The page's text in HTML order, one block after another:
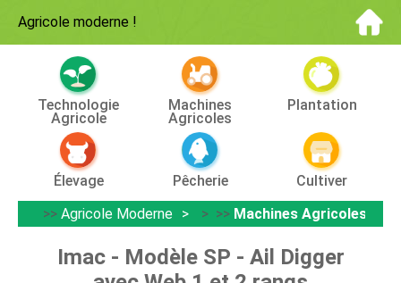
Agricole moderne !
Technologie
Agricole
Machines
Agricoles
Plantation
Élevage Pêcherie
Cultiver
>> Agricole Moderne > >> Machines Agricoles
Imac - Modèle SP - Ail Digger